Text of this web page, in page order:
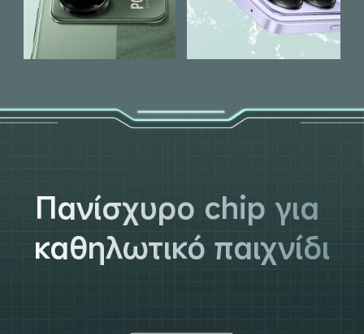
Πανίσχυρο chip για
καθηλωτικό παιχνίδι